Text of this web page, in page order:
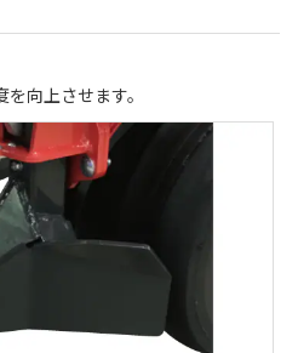
向上させます。